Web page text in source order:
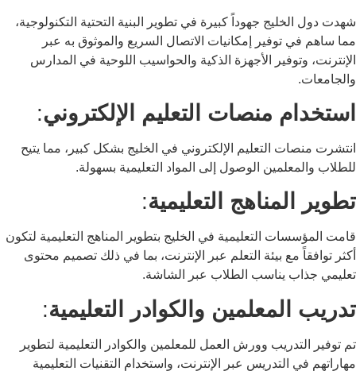
شهدت دول الخليج جهوداً كبيرة في تطوير البنية التحتية التكنولوجية،
مما ساهم في توفير إمكانيات الاتصال السريع والموثوق به عبر
الإنترنت، وتوفير الأجهزة الذكية والحواسيب اللوحية في المدارس
والجامعات.
استخدام منصات التعليم الإلكتروني:
انتشرت منصات التعليم الإلكتروني في الخليج بشكل كبير، مما يتيح
للطلاب والمعلمين الوصول إلى المواد التعليمية بسهولة.
تطوير المناهج التعليمية:
قامت المؤسسات التعليمية في الخليج بتطوير المناهج التعليمية لتكون
أكثر توافقاً مع بيئة التعلم عبر الإنترنت، بما في ذلك تصميم محتوى
تعليمي جذاب يناسب الطلاب عبر الشاشة.
تدريب المعلمين والكوادر التعليمية:
تم توفير التدريب وورش العمل للمعلمين والكوادر التعليمية لتطوير
مهاراتهم في التدريس عبر الإنترنت، واستخدام التقنيات التعليمية